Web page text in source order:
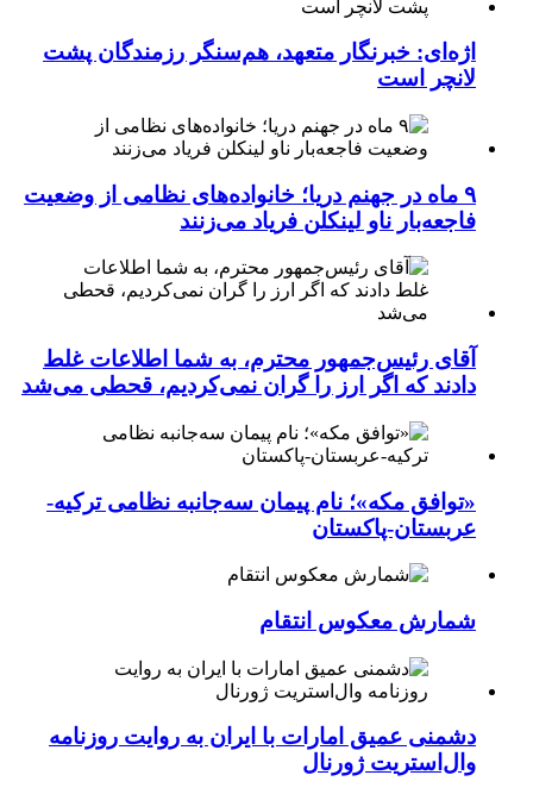
اژه‌ای: خبرنگار متعهد، هم‌سنگر رزمندگان پشت
لانچر است
۹ ماه در جهنم دریا؛ خانواده‌های نظامی از وضعیت
فاجعه‌بار ناو لینکلن فریاد می‌زنند
آقای رئیس‌جمهور محترم، به شما اطلاعات غلط
دادند که اگر ارز را گران نمی‌کردیم، قحطی می‌شد
«توافق مکه»؛ نام پیمان سه‌جانبه نظامی ترکیه-
عربستان-پاکستان
شمارش معکوس انتقام
دشمنی عمیق امارات با ایران به روایت روزنامه
وال‌استریت ژورنال